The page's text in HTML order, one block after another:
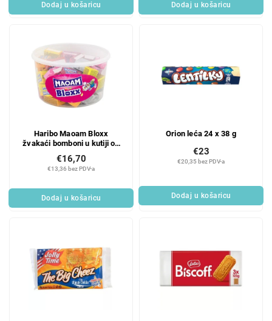
Dodaj u košaricu Dodaj u košaricu
Haribo Maoam Bloxx
žvakaći bomboni u kutiji od
1100 g
€13,36 bez PDV-a
€16,70
Dodaj u košaricu
Orion leća 24 x 38 g
€20,35 bez PDV-a
€23
Dodaj u košaricu